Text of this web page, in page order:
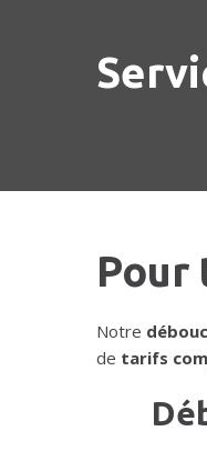
Pour
Notre
de tarifs